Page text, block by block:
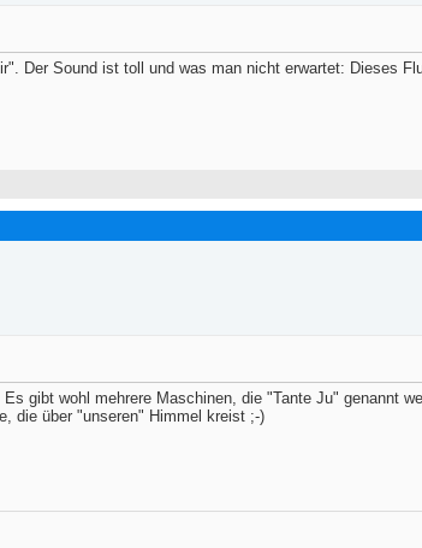
Der Sound ist toll und was man nicht erwartet: Dieses
gibt wohl mehrere Maschinen, die "Tante Ju" genannt
die über "unseren" Himmel kreist ;-)